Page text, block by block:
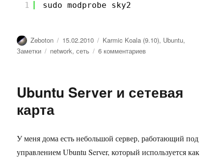
1 sudo modprobe sky2
Автор
Zeboton Опубликовано
15.02.2010 Рубрики
Karmic Koala (9.10), Ubuntu,
Заметки
Метки
network,сеть 6 комментариевк
сетевой
Ubuntu Server и сетевая
карта
У меня дома есть небольшой сервер, работающий под
управлением Ubuntu Server, который используется как